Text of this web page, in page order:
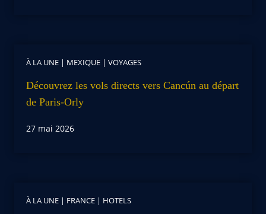
À LA UNE | MEXIQUE | VOYAGES
Découvrez les vols directs vers Cancún au départ
de Paris-Orly
27 mai 2026
À LA UNE | FRANCE | HOTELS